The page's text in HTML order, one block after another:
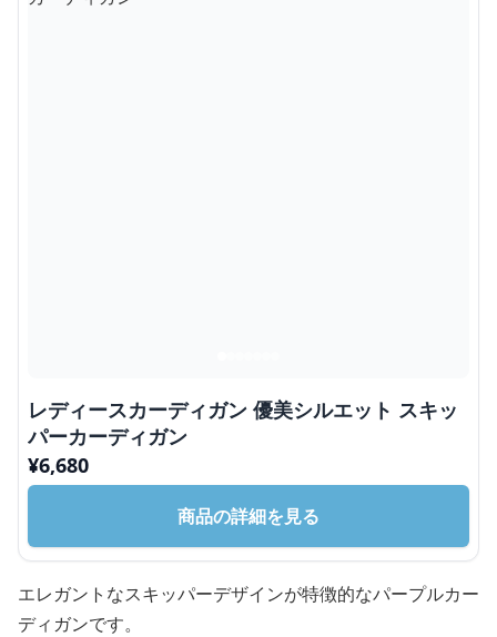
レディースカーディガン 優美シルエット スキッ
パーカーディガン
¥6,680
商品の詳細を見る
エレガントなスキッパーデザインが特徴的なパープルカー
ディガンです。